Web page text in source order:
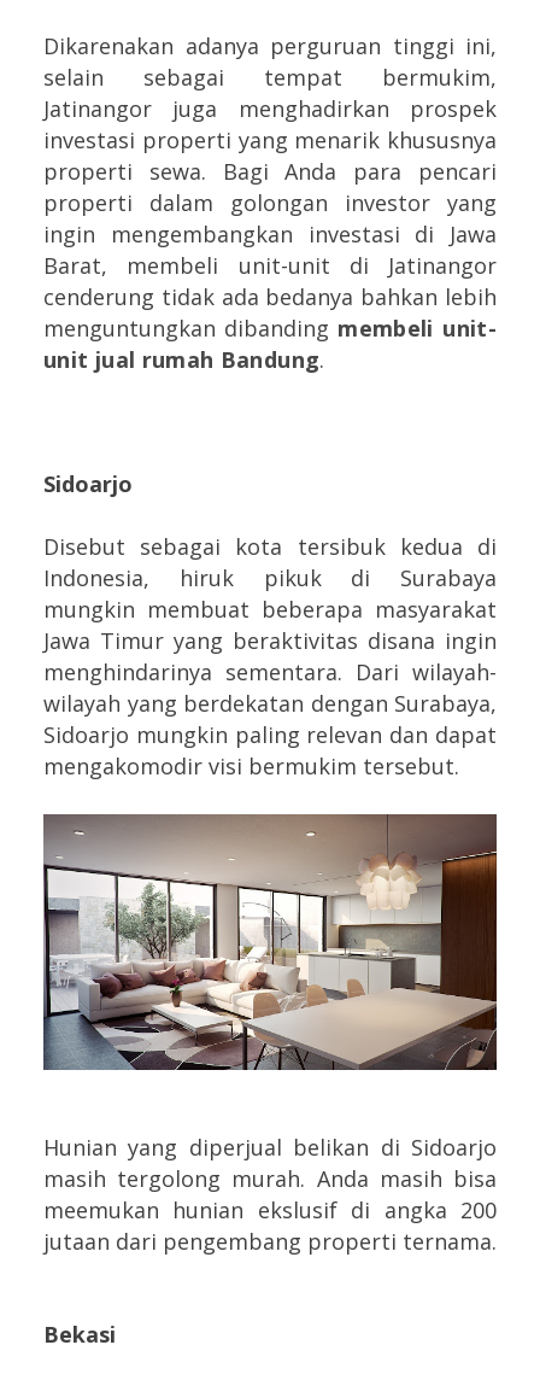
Dikarenakan adanya perguruan tinggi ini,
selain sebagai tempat bermukim,
Jatinangor juga menghadirkan prospek
investasi properti yang menarik khususnya
properti sewa. Bagi Anda para pencari
properti dalam golongan investor yang
ingin mengembangkan investasi di Jawa
Barat, membeli unit-unit di Jatinangor
cenderung tidak ada bedanya bahkan lebih
menguntungkan dibanding membeli unit-
unit jual rumah Bandung.
Sidoarjo
Disebut sebagai kota tersibuk kedua di
Indonesia, hiruk pikuk di Surabaya
mungkin membuat beberapa masyarakat
Jawa Timur yang beraktivitas disana ingin
menghindarinya sementara. Dari wilayah-
wilayah yang berdekatan dengan Surabaya,
Sidoarjo mungkin paling relevan dan dapat
mengakomodir visi bermukim tersebut.
Hunian yang diperjual belikan di Sidoarjo
masih tergolong murah. Anda masih bisa
meemukan hunian ekslusif di angka 200
jutaan dari pengembang properti ternama.
Bekasi